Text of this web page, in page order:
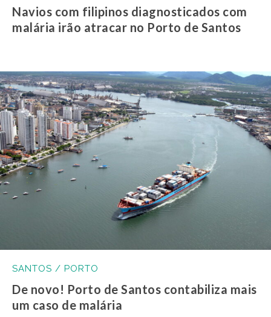
Navios com filipinos diagnosticados com
malária irão atracar no Porto de Santos
SANTOS / PORTO
De novo! Porto de Santos contabiliza mais
um caso de malária